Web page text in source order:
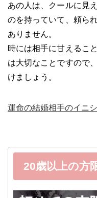
あの人は、クールに見
のを持っていて、頼ら
ありません。
時には相手に甘えるこ
は大切なことですので
けましょう。
運命の結婚相手のイニ
20歳以上の方